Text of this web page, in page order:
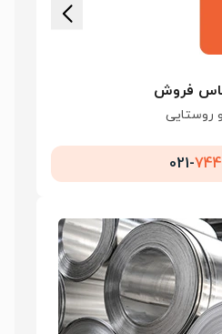
فروش
روستایی
021-